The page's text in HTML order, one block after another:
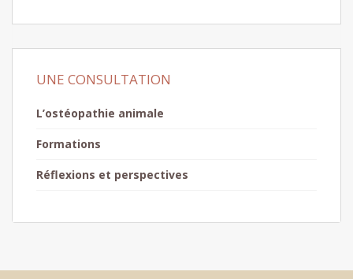
UNE CONSULTATION
L’ostéopathie animale
Formations
Réflexions et perspectives